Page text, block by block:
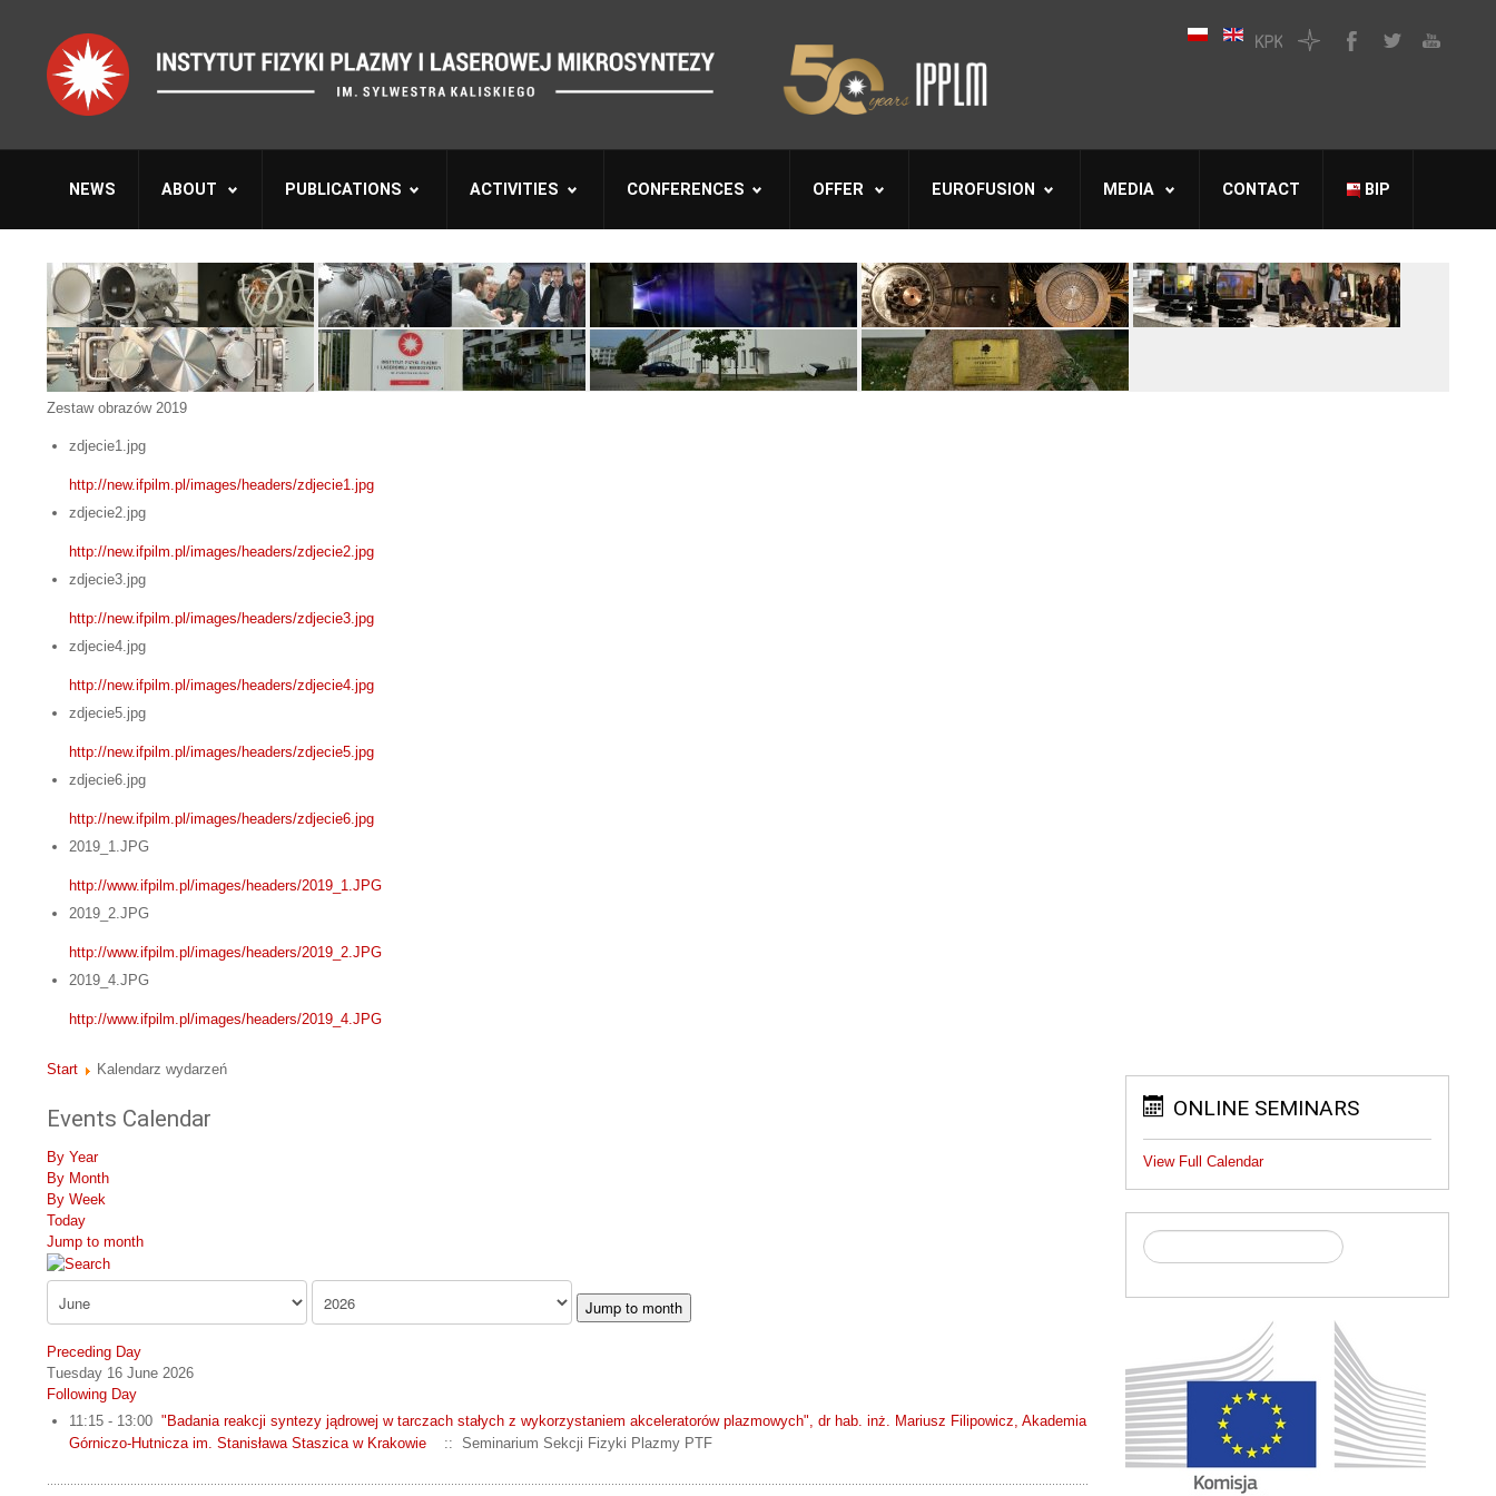
NEWS ABOUT PUBLICATIONS ACTIVITIES CONFERENCES OFFER EUROFUSION MEDIA CONTACT BIP
Zestaw obrazów 2019
zdjecie1.jpg
http://new.ifpilm.pl/images/headers/zdjecie1.jpg
zdjecie2.jpg
http://new.ifpilm.pl/images/headers/zdjecie2.jpg
zdjecie3.jpg
http://new.ifpilm.pl/images/headers/zdjecie3.jpg
zdjecie4.jpg
http://new.ifpilm.pl/images/headers/zdjecie4.jpg
zdjecie5.jpg
http://new.ifpilm.pl/images/headers/zdjecie5.jpg
zdjecie6.jpg
http://new.ifpilm.pl/images/headers/zdjecie6.jpg
2019_1.JPG
http://www.ifpilm.pl/images/headers/2019_1.JPG
2019_2.JPG
http://www.ifpilm.pl/images/headers/2019_2.JPG
2019_4.JPG
http://www.ifpilm.pl/images/headers/2019_4.JPG
Start Kalendarz wydarzeń
Events Calendar
By Year
By Month
By Week
Today
Jump to month
Jump to month
Preceding Day
Tuesday 16 June 2026
Following Day
11:15 - 13:00"Badania reakcji syntezy jądrowej w tarczach stałych z wykorzystaniem akceleratorów plazmowych", dr hab. inż. Mariusz Filipowicz, Akademia
Górniczo-Hutnicza im. Stanisława Staszica w Krakowie
:: Seminarium Sekcji Fizyki Plazmy PTF
ONLINE SEMINARS
View Full Calendar